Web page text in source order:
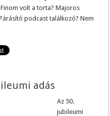
volt a torta? Majoros
podcast találkozó? Nem
adás
Az 50.
jubileumi